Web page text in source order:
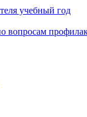
учебный год
вопросам